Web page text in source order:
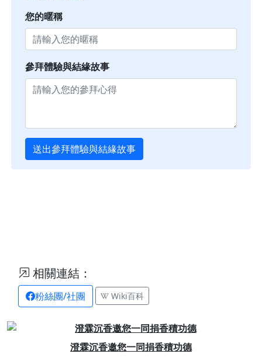
您的暱稱
參拜體驗與結緣故事
送出參拜體驗與結緣故事
相關連結：
粉絲團/社團 Wiki百科
素聚城，專為素食打造的素食電商